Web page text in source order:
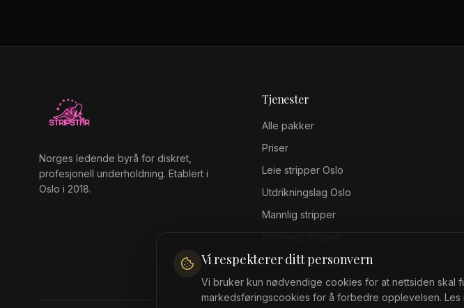
Norges ledende byrå for diskret,
profesjonell underholdning. Etablert i
Oslo i 2018.
Tjenester
Alle pakker
Priser
Leie stripper Oslo
Utdrikningslag Oslo
Mannlig stripper
Vi respekterer ditt personvern
Vi bruker kun nødvendige cookies for at nettsiden skal
markedsføringscookies for å forbedre opplevelsen. Les